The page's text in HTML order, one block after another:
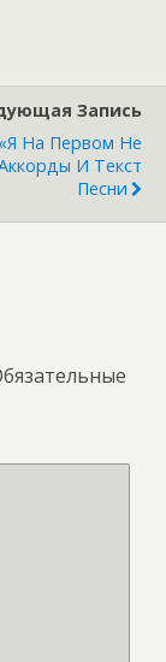
Запись
На Первом Не
И Текст
Песни